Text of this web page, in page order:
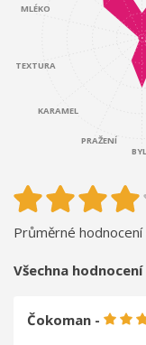
PRAŽENÍ
KARAMEL
TEXTURA
MLÉKO
Průměrné
Všechna hodnocení
Čokoman -